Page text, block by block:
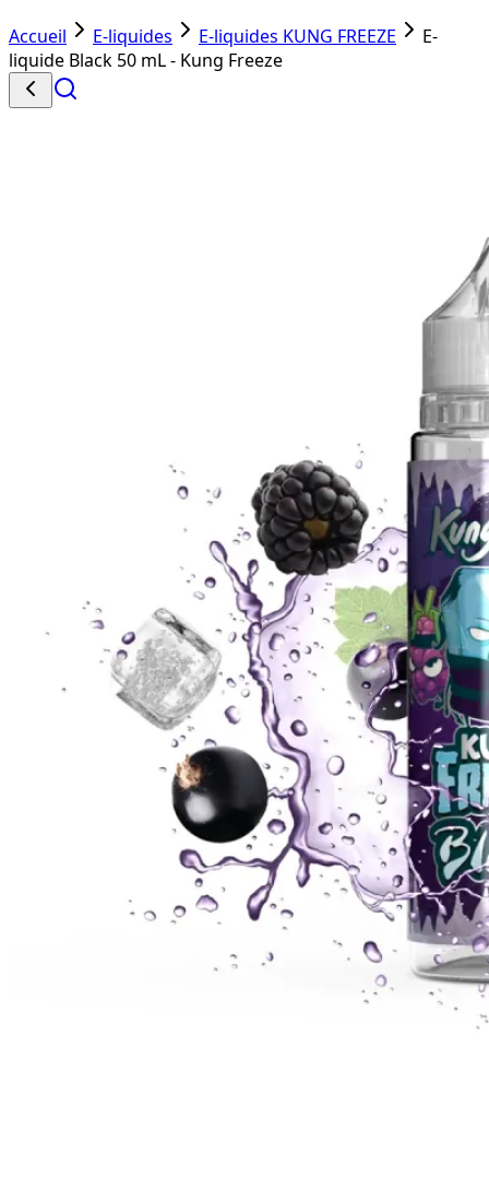
Accueil E-liquides E-liquides KUNG FREEZE
E-
liquide Black 50 mL - Kung Freeze